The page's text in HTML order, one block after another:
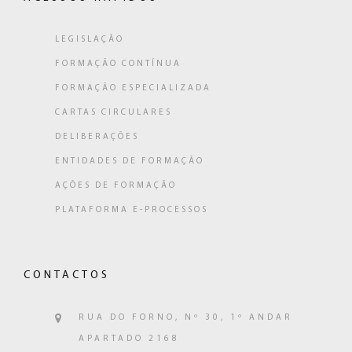
LEGISLAÇÃO
FORMAÇÃO CONTÍNUA
FORMAÇÃO ESPECIALIZADA
CARTAS CIRCULARES
DELIBERAÇÕES
ENTIDADES DE FORMAÇÃO
AÇÕES DE FORMAÇÃO
PLATAFORMA E-PROCESSOS
CONTACTOS
RUA DO FORNO, Nº 30, 1º ANDAR
APARTADO 2168